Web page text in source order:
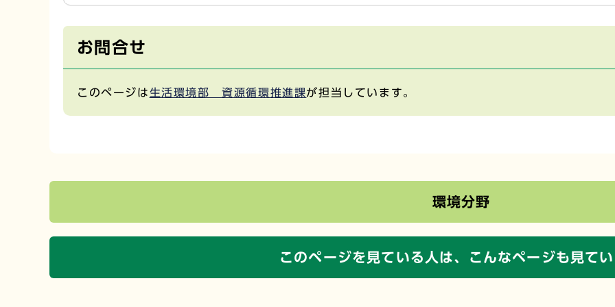
お問合せ
このページは生活環境部 資源循環推進課が担当しています。
環境分野
このページを見ている人は、 こんなページも見て